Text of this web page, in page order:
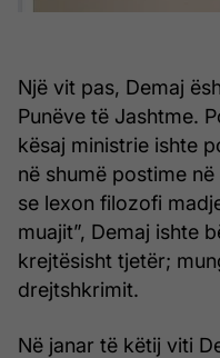
Një vit pas, Demaj
Punëve të Jashtme.
kësaj ministrie ishte
në shumë postime
se lexon filozofi
muajit”, Demaj ishte
krejtësisht tjetër;
drejtshkrimit.
Në janar të këtij viti